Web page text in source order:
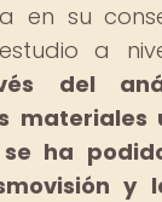
en su
a
del
materiales
ha
y